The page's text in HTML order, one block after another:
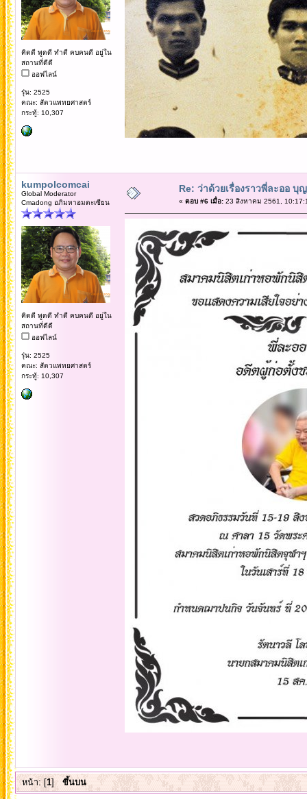
คิดดี พูดดี ทำดี คบคนดี อยู่ใน
สถานที่ดีดี
ออฟไลน์
รุ่น: 2525
คณะ: สัตวแพทยศาสตร์
กระทู้: 10,307
kumpolcomcai
Global Moderator
Cmadong อภิมหาอมตะเซียน
คิดดี พูดดี ทำดี คบคนดี อยู่ใน
สถานที่ดีดี
ออฟไลน์
รุ่น: 2525
คณะ: สัตวแพทยศาสตร์
กระทู้: 10,307
Re: ว่าด้วยเรื่องราวพี่ละออ บุ
« ตอบ #6 เมื่อ:23 สิงหาคม 2561,
หน้า: [1] ขึ้นบน